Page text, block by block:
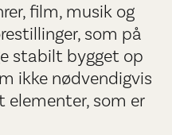
film, musik og
som på
stabilt bygget op
ikke nødvendigvis
elementer, som er